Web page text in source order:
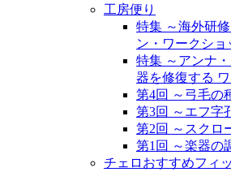
工房便り
特集 ～海外研
ン・ワークショ
特集 ～アンナ
器を修復する
第4回 ～弓毛の
第3回 ～エフ字
第2回 ～スクロ
第1回 ～楽器の
チェロおすすめフィ